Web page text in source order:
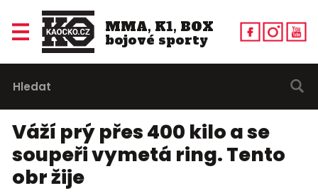
MMA, K1, BOX
bojové sporty
Váží prý přes 400 kilo a se
soupeři vymetá ring. Tento
obr žije